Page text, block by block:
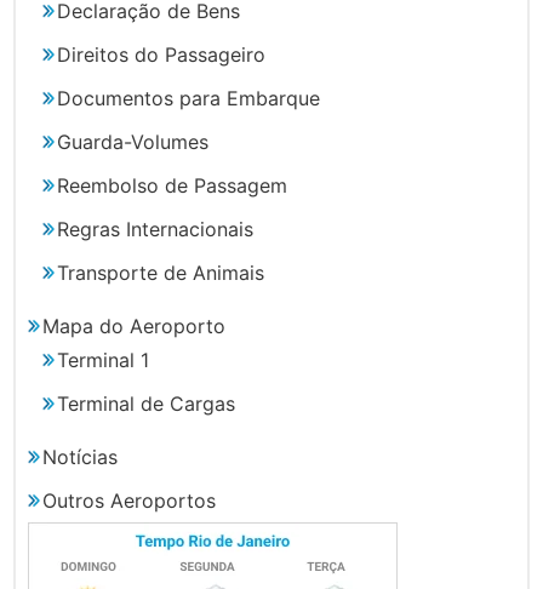
Declaração de Bens
Direitos do Passageiro
Documentos para Embarque
Guarda-Volumes
Reembolso de Passagem
Regras Internacionais
Transporte de Animais
Mapa do Aeroporto
Terminal 1
Terminal de Cargas
Notícias
Outros Aeroportos